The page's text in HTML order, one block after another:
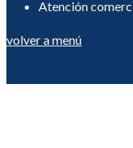
Atención
volver a menú